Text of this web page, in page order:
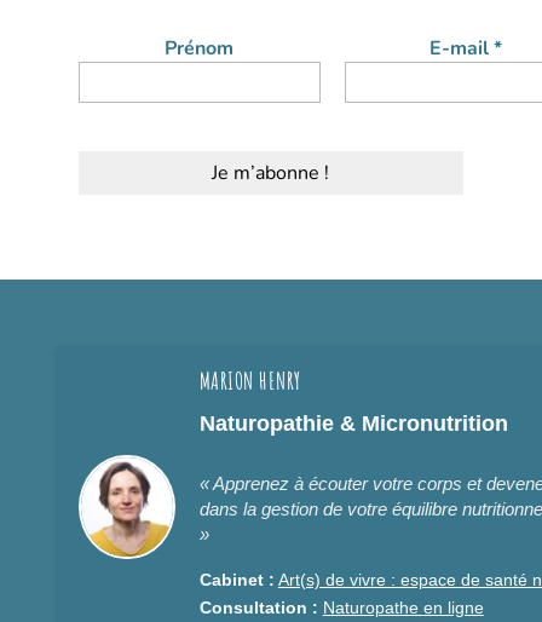
Prénom E-mail*
MARION HENRY
Naturopathie & Micronutrition
« Apprenez à écouter votre corps et
dans la gestion de votre équilibre
»
Cabinet : Art(s) de vivre : espace de santé
Consultation : Naturopathe en ligne